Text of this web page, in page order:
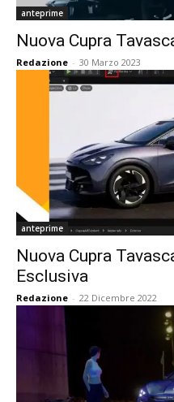
anteprime
Nuova Cupra
Redazione - 30 Marzo 2023
anteprime
Nuova Cupra
Esclusiva
Redazione - 22 Dicembre 2022